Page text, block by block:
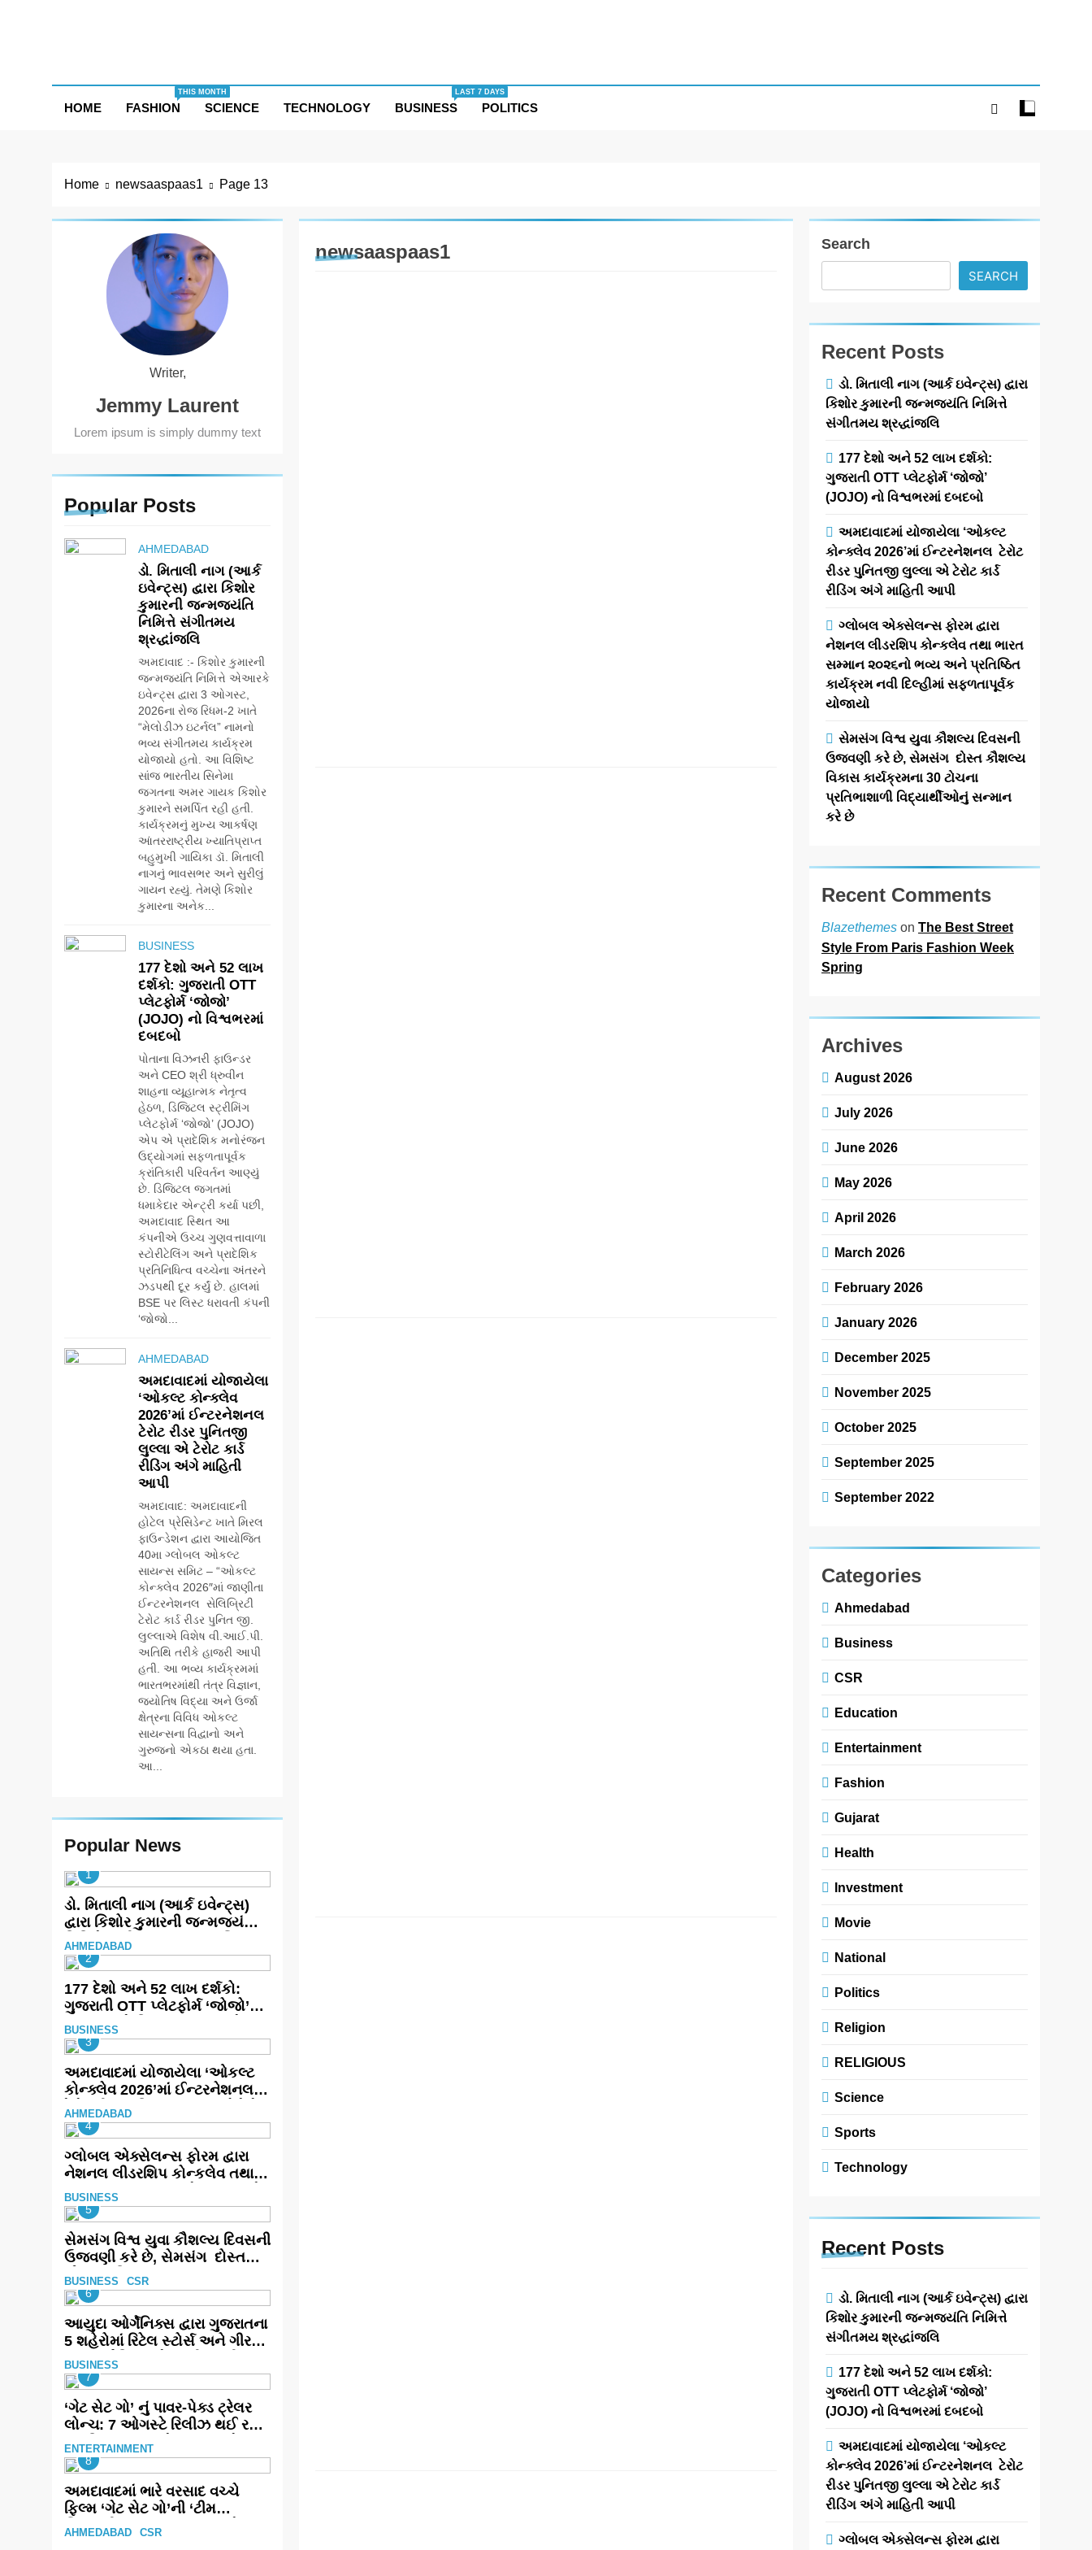
HOME FASHION
THIS MONTH
SCIENCE TECHNOLOGY BUSINESS
LAST 7 DAYS
POLITICS
Home newsaaspaas1 Page 13
Writer,
Jemmy Laurent
Lorem ipsum is simply dummy text
Popular Posts
AHMEDABAD
ડો. મિતાલી નાગ (આર્ક
ઇવેન્ટ્સ) દ્વારા કિશોર
કુમારની જન્મજયંતિ
નિમિત્તે સંગીતમય
શ્રદ્ધાંજલિ
અમદાવાદ :- કિશોર કુમારની
જન્મજયંતિ નિમિત્તે એઆરકે
ઇવેન્ટ્સ દ્વારા 3 ઓગસ્ટ,
2026ના રોજ રિધમ-2 ખાતે
“મેલોડીઝ ઇટર્નલ” નામનો
ભવ્ય સંગીતમય કાર્યક્રમ
યોજાયો હતો. આ વિશિષ્ટ
સાંજ ભારતીય સિનેમા
જગતના અમર ગાયક કિશોર
કુમારને સમર્પિત રહી હતી.
કાર્યક્રમનું મુખ્ય આકર્ષણ
આંતરરાષ્ટ્રીય ખ્યાતિપ્રાપ્ત
બહુમુખી ગાયિકા ડૉ. મિતાલી
નાગનું ભાવસભર અને સુરીલું
ગાયન રહ્યું. તેમણે કિશોર
કુમારના અનેક...
BUSINESS
177 દેશો અને 52 લાખ
દર્શકો: ગુજરાતી OTT
પ્લેટફોર્મ ‘જોજો’
(JOJO) નો વિશ્વભરમાં
દબદબો
પોતાના વિઝનરી ફાઉન્ડર
અને CEO શ્રી ધ્રુવીન
શાહના વ્યૂહાત્મક નેતૃત્વ
હેઠળ, ડિજિટલ સ્ટ્રીમિંગ
પ્લેટફોર્મ ‘જોજો’ (JOJO)
એપ એ પ્રાદેશિક મનોરંજન
ઉદ્યોગમાં સફળતાપૂર્વક
ક્રાંતિકારી પરિવર્તન આણ્યું
છે. ડિજિટલ જગતમાં
ધમાકેદાર એન્ટ્રી કર્યા પછી,
અમદાવાદ સ્થિત આ
કંપનીએ ઉચ્ચ ગુણવત્તાવાળા
સ્ટોરીટેલિંગ અને પ્રાદેશિક
પ્રતિનિધિત્વ વચ્ચેના અંતરને
ઝડપથી દૂર કર્યું છે. હાલમાં
BSE પર લિસ્ટ ધરાવતી કંપની
‘જોજો...
AHMEDABAD
અમદાવાદમાં યોજાયેલા
‘ઓકલ્ટ કોન્ક્લેવ
2026’માં ઈન્ટરનેશનલ
ટેરોટ રીડર પુનિતજી
લુલ્લા એ ટેરોટ કાર્ડ
રીડિંગ અંગે માહિતી
આપી
અમદાવાદ: અમદાવાદની
હોટેલ પ્રેસિડેન્ટ ખાતે મિરલ
ફાઉન્ડેશન દ્વારા આયોજિત
40મા ગ્લોબલ ઓકલ્ટ
સાયન્સ સમિટ – “ઓકલ્ટ
કોન્ક્લેવ 2026″માં જાણીતા
ઈન્ટરનેશનલ સેલિબ્રિટી
ટેરોટ કાર્ડ રીડર પુનિત જી.
લુલ્લાએ વિશેષ વી.આઈ.પી.
અતિથિ તરીકે હાજરી આપી
હતી. આ ભવ્ય કાર્યક્રમમાં
ભારતભરમાંથી તંત્ર વિજ્ઞાન,
જ્યોતિષ વિદ્યા અને ઉર્જા
ક્ષેત્રના વિવિધ ઓકલ્ટ
સાયન્સના વિદ્વાનો અને
ગુરુજનો એકઠા થયા હતા.
આ...
Popular News
1
ડો. મિતાલી નાગ (આર્ક ઇવેન્ટ્સ)
દ્વારા કિશોર કુમારની જન્મજયંતિ
નિમિત્તે સંગીતમય શ્રદ્ધાંજલિ
AHMEDABAD
2
177 દેશો અને 52 લાખ દર્શકો:
ગુજરાતી OTT પ્લેટફોર્મ ‘જોજો’
(JOJO) નો વિશ્વભરમાં દબદબો
BUSINESS
3
અમદાવાદમાં યોજાયેલા ‘ઓકલ્ટ
કોન્ક્લેવ 2026’માં ઈન્ટરનેશનલ
ટેરોટ રીડર પુનિતજી લુલ્લા એ ટેરોટ
કાર્ડ રીડિંગ અંગે માહિતી આપી
AHMEDABAD
4
ગ્લોબલ એક્સેલન્સ ફોરમ દ્વારા
નેશનલ લીડરશિપ કોન્કલેવ તથા
ભારત સમ્માન ૨૦૨૬નો ભવ્ય અને
પ્રતિષ્ઠિત કાર્યક્રમ નવી દિલ્હીમાં
સફળતાપૂર્વક યોજાયો
BUSINESS
5
સેમસંગ વિશ્વ યુવા કૌશલ્ય દિવસની
ઉજવણી કરે છે, સેમસંગ દોસ્ત
કૌશલ્ય વિકાસ કાર્યક્રમના 30
ટોચના પ્રતિભાશાળી વિદ્યાર્થીઓનું
સન્માન કરે છે
BUSINESS CSR
6
આયુદા ઓર્ગેનિક્સ દ્વારા ગુજરાતના
5 શહેરોમાં રિટેલ સ્ટોર્સ અને ગીર
ગાયના વૈદિક વલોણા ઘી-દૂધની શુદ્ધ
સેવાઓ સાથે વ્યાપક વિસ્તરણ
BUSINESS
7
‘ગેટ સેટ ગો’ નું પાવર-પેક્ડ ટ્રેલર
લોન્ચ: 7 ઓગસ્ટે રિલીઝ થઈ રહેલ
આ ફિલ્મમાં હાઇ-ટેક VFX જોવા
મળશે
ENTERTAINMENT
8
અમદાવાદમાં ભારે વરસાદ વચ્ચે
ફિલ્મ ‘ગેટ સેટ ગો’ની ‘ટીમ
ચિરંજીવી’ માનવતાના કાર્ય માટે
AHMEDABAD CSR
newsaaspaas1
9 એપ્રિલથી
શરૂ થશે
મનોરંજનનો
રોમાંચ: વેબ
લો’નું સ્ટ્રીમિંગ
months
0 1 mins
ગુજરાતી ડિજિટલ
મનોરંજન ક્ષેત્રે
આવવા જઈ રહ્યો
છે. પ્રાદેશિક
કન્ટેન્ટમાં અગ્રેસર
એવી JOJO એપ
દ્વારા આગામી 9…
Read More
અમદાવાદની
નારાયણા
હૃદય રોગની
સારવારમાં મોટી
સિદ્ધિ
months
0 1 mins
૨૦૨૬:
અમદાવાદની
સફળતાપૂર્વક
ટ્રાન્સપ્લાન્ટ કરીને
તબીબી ક્ષેત્રે એક
કરી છે….
Read More
એ ભારતમાં
સ્વદેશી
પેકેજિંગ અને
મેન્યુફેક્ચરિંગને
Kaynes
એમઓયુ પર
હસ્તાક્ષર કર્યા
months
અમદાવાદ / સાણંદ,
માર્ચ, 2026: ફૅબલેસ
ચિપ ડિઝાઇન કંપની
પ્રાઇવેટ લિમિટેડ
સાણંદ સ્થિત
આઉટસોર્સ્ડ…
Read More
યોજાયેલા
હાઈ- ઈમ્પૅક્ટ
કન્વેનશન બાદ
NAR-India
નેતૃત્વ ટીમની
ઘોષણા
newsaaspaas1
4
ago
0 1 mins
ભારત, માર્ચ 2026 :
રિયલ એસ્ટેટ
એડવાઈઝર્સનું
પ્રતિનિધિત્વ કરતી
દેશની સર્વોચ્ચ
દ્વારા, મુંબઈમાં તેના
વાર્ષિક અધિવેશનના
સફળ…
Read More
ભવિષ્ય
રચયિતા પંડિત
Search
SEARCH
Recent Posts
ડો. મિતાલી નાગ (આર્ક ઇવેન્ટ્સ) દ્વારા
કિશોર કુમારની જન્મજયંતિ નિમિત્તે
સંગીતમય શ્રદ્ધાંજલિ
177 દેશો અને 52 લાખ દર્શકો:
ગુજરાતી OTT પ્લેટફોર્મ ‘જોજો’
(JOJO) નો વિશ્વભરમાં દબદબો
અમદાવાદમાં યોજાયેલા ‘ઓકલ્ટ
કોન્ક્લેવ 2026’માં ઈન્ટરનેશનલ ટેરોટ
રીડર પુનિતજી લુલ્લા એ ટેરોટ કાર્ડ
રીડિંગ અંગે માહિતી આપી
ગ્લોબલ એક્સેલન્સ ફોરમ દ્વારા
નેશનલ લીડરશિપ કોન્કલેવ તથા ભારત
સમ્માન ૨૦૨૬નો ભવ્ય અને પ્રતિષ્ઠિત
કાર્યક્રમ નવી દિલ્હીમાં સફળતાપૂર્વક
યોજાયો
સેમસંગ વિશ્વ યુવા કૌશલ્ય દિવસની
ઉજવણી કરે છે, સેમસંગ દોસ્ત કૌશલ્ય
વિકાસ કાર્યક્રમના 30 ટોચના
પ્રતિભાશાળી વિદ્યાર્થીઓનું સન્માન
કરે છે
Recent Comments
Blazethemes on The Best Street
Style From Paris Fashion Week
Spring
Archives
August 2026
July 2026
June 2026
May 2026
April 2026
March 2026
February 2026
January 2026
December 2025
November 2025
October 2025
September 2025
September 2022
Categories
Ahmedabad
Business
CSR
Education
Entertainment
Fashion
Gujarat
Health
Investment
Movie
National
Politics
Religion
RELIGIOUS
Science
Sports
Technology
Recent Posts
ડો. મિતાલી નાગ (આર્ક ઇવેન્ટ્સ) દ્વારા
કિશોર કુમારની જન્મજયંતિ નિમિત્તે
સંગીતમય શ્રદ્ધાંજલિ
177 દેશો અને 52 લાખ દર્શકો:
ગુજરાતી OTT પ્લેટફોર્મ ‘જોજો’
(JOJO) નો વિશ્વભરમાં દબદબો
અમદાવાદમાં યોજાયેલા ‘ઓકલ્ટ
કોન્ક્લેવ 2026’માં ઈન્ટરનેશનલ ટેરોટ
રીડર પુનિતજી લુલ્લા એ ટેરોટ કાર્ડ
રીડિંગ અંગે માહિતી આપી
ગ્લોબલ એક્સેલન્સ ફોરમ દ્વારા